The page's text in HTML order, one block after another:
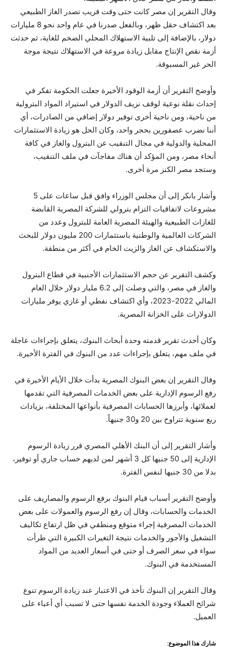
وقال التقرير إن مصر كانت حتى وقت قريب تصدر الغاز الطبيعي
بعد اكتشاف حقل ظهر، وبالفعل صدرنا في عام واحد نحو 8 مليارات
دولار، بالإضافة إلى تلبية الاستهلاك المحلي الضخم للغاية، ثم حدثت
أزمة نقص الإنتاج مقابل زيادة مروعة في الاستهلاك نتيجة موجة
الحر غير المسبوقة.
وأوضح التقرير أن أزمة الوقود الأخيرة جعلت الحكومة تفكر في
إحداث نقلة نوعية لوقف نزيف الدولار في استيراد المواد البترولية
من ناحية، ومن ناحية أخرى توفير دولار إضافي من الصادرات، أي
أننا نضرب عصفورين بحجر واحد، وكان الحل هو زيادة الاستثمارات
المحلية والدولية في مجال التنقيب عن البترول والغاز في كافة
أنحاء مصر، ومن المؤكد أن هناك مفاجآت في ملف التنقيب،
وستجد مصر الكنز مرة أخرى.
وأشار بانكر إلى أن مجلس الوزراء وافق قبل ساعات على 5
مشروعات لاتفاقيات التزام بترولي للشركة المصرية القابضة
للغازات الطبيعية والهيئة المصرية العامة للبترول وعدد من
الشركات العالمية والوطنية باستثمارات 200 مليون دولار للبحث
والاستكشاف عن الغاز والزيت الخام في أكثر من منطقة.
وكشف التقرير عن حجم الاستثمارات الأجنبية في قطاع البترول
والغاز في مصر، والتي وصلت إلى 6.2 مليار دولار خلال العام
المالي 2022-2023، وأي اكتشاف نفطي أو غازي يوفر مليارات
الدولارات على الخزانة المصرية.
وكان أحدث تقرير قدمته وحدة أبحاث البنوك، يتعلق بإجراءات عاجلة
في ملف مهم، يتعلق بإجراءات عدد من البنوك في الفترة الأخيرة.
وقال التقرير إن بعض البنوك المصرية بدأت خلال الأيام الأخيرة في
رفع الرسوم الإدارية على بعض الخدمات المصرفية التي تقدمها
لعملائها، وأبرزها الحسابات المصرفية بأنواعها المختلفة، بزيادات
ربع سنوية تتراوح بين 20 و30 جنيهاً.
وأشار التقرير إلى أن البنك الأهلي المصري قرر زيادة الرسوم
الإدارية إلى 50 جنيها كل 3 أشهر لمن لديهم حساب جاري أو توفير،
بدلا من 30 جنيها لنفس الفترة.
وأوضح التقرير أسباب قيام البنوك برفع الرسوم والمصاريف على
الخدمات والحسابات، وقال إن رفع الرسوم والعمولات على بعض
الخدمات المصرفية إجراء متوقع ومنطقي في ظل ارتفاع تكاليف
التشغيل والأجور والخدمات نتيجة التغيرات الكبيرة التي طرأت
سواء في سعر الصرف أو حتى في أسعار العديد من المواد
المستخدمة في البنوك.
وقال التقرير إن البنوك تأخذ في الاعتبار عند زيادة الرسوم تنوع
شرائح العملاء وجودة الخدمة نفسها حتى لا تسبب أي أعباء على
العميل.
شارك هذا الموضوع: